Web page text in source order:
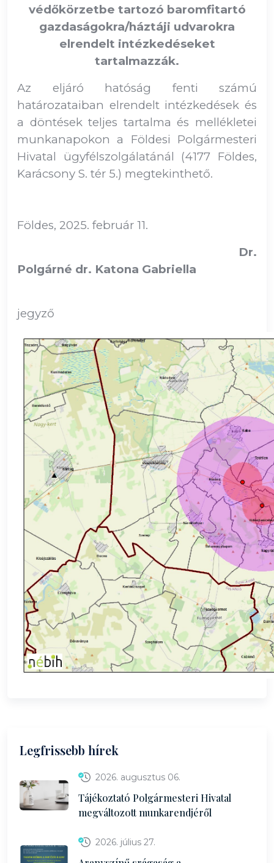
védőkörzetbe tartozó baromfitartó
gazdaságokra/háztáji udvarokra
elrendelt intézkedéseket
tartalmazzák.
Az eljáró hatóság fenti számú
határozataiban elrendelt intézkedések és
a döntések teljes tartalma és mellékletei
munkanapokon a Földesi Polgármesteri
Hivatal ügyfélszolgálatánál (4177 Földes,
Karácsony S. tér 5.) megtekinthető.
Földes, 2025. február 11.
Dr.
Polgárné dr. Katona Gabriella
jegyző
Legfrissebb hírek
2026. augusztus 06.
Tájékoztató Polgármesteri Hivatal
megváltozott munkarendjéről
2026. július 27.